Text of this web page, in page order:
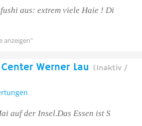
aus: extrem viele Haie ! Di
anzeigen"
Werner Lau (Inaktiv /
auf der Insel.Das Essen ist S